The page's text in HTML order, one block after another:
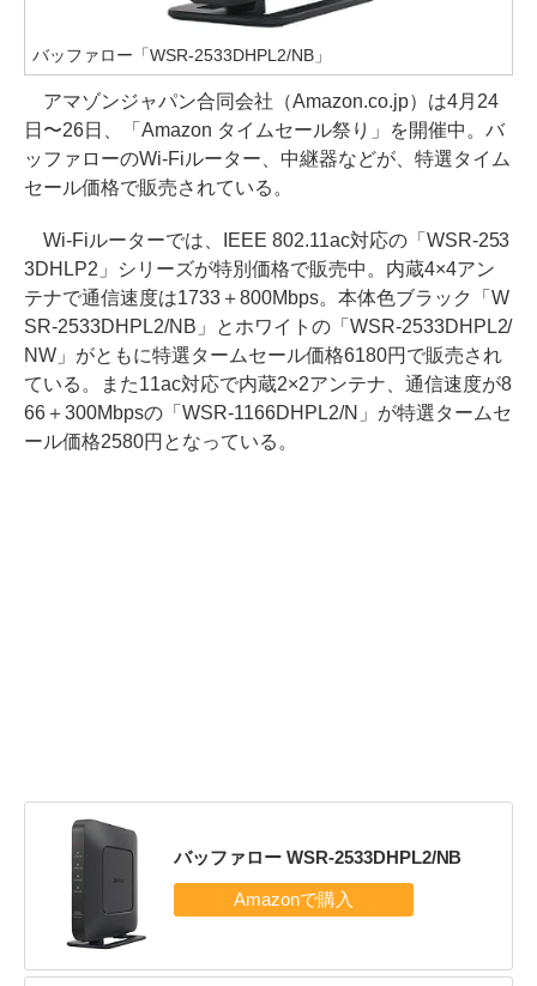
バッファロー「WSR-2533DHPL2/NB」
アマゾンジャパン合同会社（Amazon.co.jp）は4月24
日〜26日、「Amazon タイムセール祭り」を開催中。バ
ッファローのWi-Fiルーター、中継器などが、特選タイム
セール価格で販売されている。
Wi-Fiルーターでは、IEEE 802.11ac対応の「WSR-253
3DHLP2」シリーズが特別価格で販売中。内蔵4×4アン
テナで通信速度は1733＋800Mbps。本体色ブラック「W
SR-2533DHPL2/NB」とホワイトの「WSR-2533DHPL2/
NW」がともに特選タームセール価格6180円で販売され
ている。また11ac対応で内蔵2×2アンテナ、通信速度が8
66＋300Mbpsの「WSR-1166DHPL2/N」が特選タームセ
ール価格2580円となっている。
バッファロー WSR-2533DHPL2/NB